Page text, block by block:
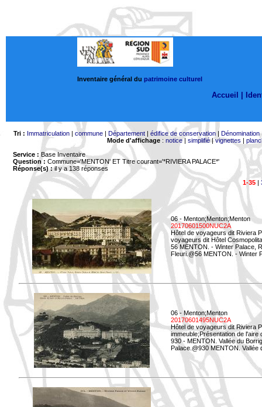
Inventaire général du patrimoine culturel
Accueil |
Tri : Immatriculation| commune| Département| édifice de conservation| Dénomination
Mode d'affichage: notice| simplifié|vignettes |
Service : Base Inventaire
Question : Commune='MENTON' ET Titre courant='*RIVIERA PALACE*'
Réponse(s) :il y a 138 réponses
1-35|
06 - Menton;Menton;Menton
20170601500NUC2A
Hôtel de voyageurs dit Riviera
voyageurs dit Hôtel
56 MENTON. - Winter Palace,
Fleuri.@56 MENTON. - Winter
06 - Menton;Menton
20170601495NUC2A
Hôtel de voyageurs dit Riviera
immeuble;Présentation de l'aire
930 - MENTON. Vallée du
Palace.@930 MENTON.